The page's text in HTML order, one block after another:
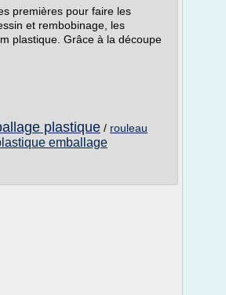
premières pour faire les
et rembobinage, les
plastique. Grâce à la découpe
plastique / rouleau
emballage